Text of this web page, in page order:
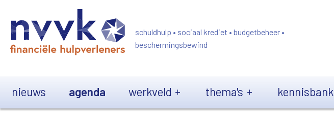
schuldhulp • sociaal krediet • budgetbeheer •
beschermingsbewind
nieuws agenda werkveld thema's kennisbank